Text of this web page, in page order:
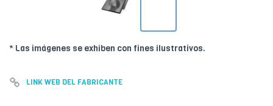
* Las imágenes se exhiben con fines ilustrativos.
LINK WEB DEL FABRICANTE